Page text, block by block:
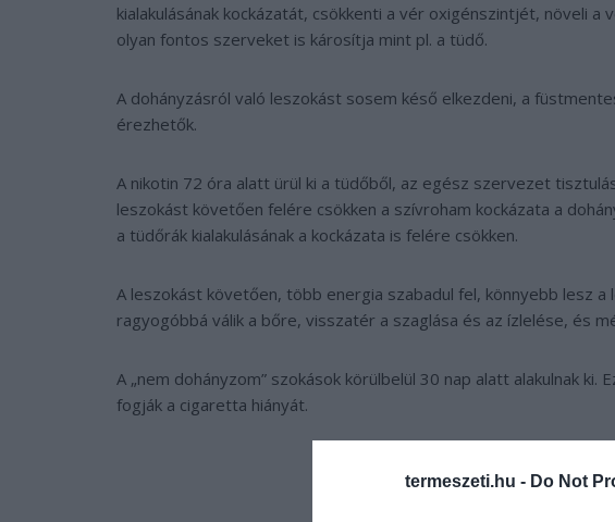
termeszeti.hu - Do Not
kialakulásának kockázatát, csökkenti a vér oxigénszintjét, növeli
olyan fontos szerveket is károsítja mint pl. a tüdő.
A dohányzásról való leszokást sosem késő elkezdeni, a
érezhetők.
A nikotin 72 óra alatt ürül ki a tüdőből, az egész szervezet
leszokást követően felére csökken a szívroham kockázata a
a tüdőrák kialakulásának a kockázata is felére csökken.
A leszokást követően, több energia szabadul fel, könnyebb lesz
ragyogóbbá válik a bőre, visszatér a szaglása és az ízlelése, és
A „nem dohányzom” szokások körülbelül 30 nap alatt alakulnak
fogják a cigaretta hiányát.